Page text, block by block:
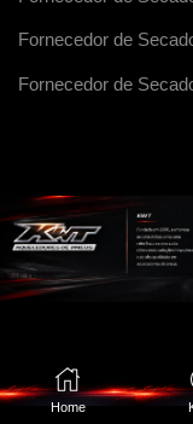
Fornecedor de
Fornecedor de
Home